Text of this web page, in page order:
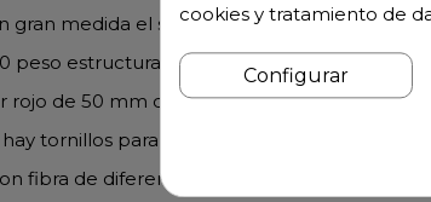
gran medida el sonido y las vibraciones de
peso estructura 38 kg.
rojo de 50 mm de grosor
tornillos para desmontarse.
fibra de diferentes colores, Papelera
cookies y tratamiento de
Configurar